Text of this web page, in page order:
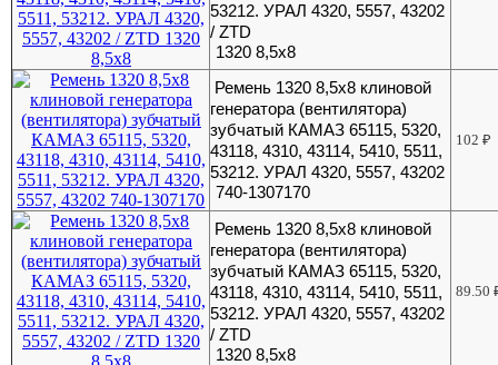
53212. УРАЛ 4320, 5557, 43202
/ ZTD
1320 8,5х8
Ремень 1320 8,5х8 клиновой
генератора (вентилятора)
зубчатый КАМАЗ 65115, 5320,
43118, 4310, 43114, 5410, 5511,
53212. УРАЛ 4320, 5557, 43202
740-1307170
102₽
Ремень 1320 8,5х8 клиновой
генератора (вентилятора)
зубчатый КАМАЗ 65115, 5320,
43118, 4310, 43114, 5410, 5511,
53212. УРАЛ 4320, 5557, 43202
/ ZTD
1320 8,5х8
89.50